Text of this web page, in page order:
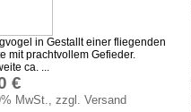
in Gestallt einer fliegenden
mit prachtvollem Gefieder.
ca. ...
€
MwSt., zzgl. Versand